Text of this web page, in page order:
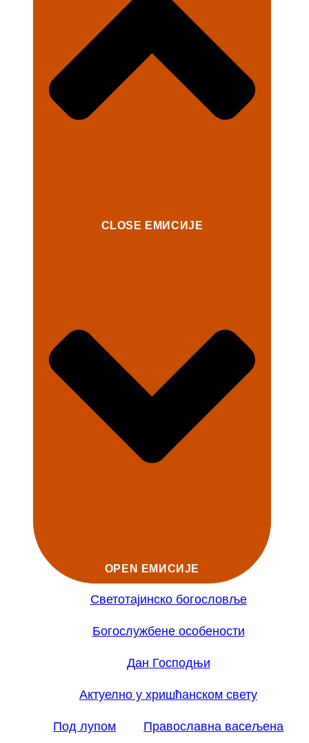
CLOSE ЕМИСИЈЕ
OPEN ЕМИСИЈЕ
Светотајинско богословље
Богослужбене особености
Дан Господњи
Актуелно у хришћанском свету
Под лупом
Православна васељена